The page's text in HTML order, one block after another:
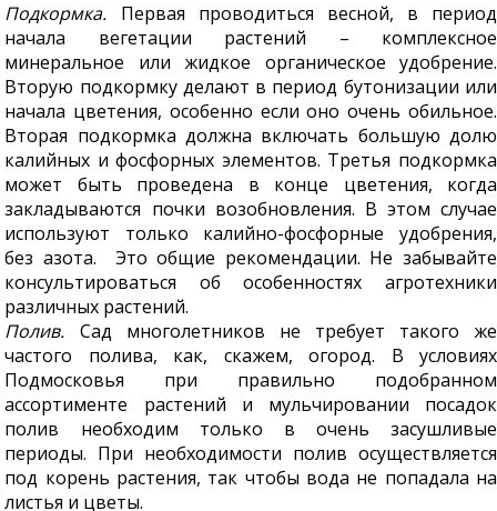
Подкормка. Первая проводиться весной, в период
начала вегетации растений – комплексное
минеральное или жидкое органическое удобрение.
Вторую подкормку делают в период бутонизации или
начала цветения, особенно если оно очень обильное.
Вторая подкормка должна включать большую долю
калийных и фосфорных элементов. Третья подкормка
может быть проведена в конце цветения, когда
закладываются почки возобновления. В этом случае
используют только калийно-фосфорные удобрения,
без азота. Это общие рекомендации. Не забывайте
консультироваться об особенностях агротехники
различных растений.
Полив. Сад многолетников не требует такого же
частого полива, как, скажем, огород. В условиях
Подмосковья при правильно подобранном
ассортименте растений и мульчировании посадок
полив необходим только в очень засушливые
периоды. При необходимости полив осуществляется
под корень растения, так чтобы вода не попадала на
листья и цветы.